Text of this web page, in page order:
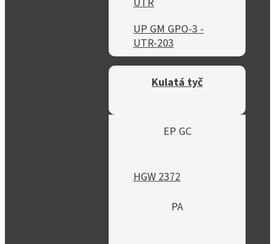
UP GM GPO-3 -
UTR-203
Kulatá tyč
EP GC
HGW 2372
PA